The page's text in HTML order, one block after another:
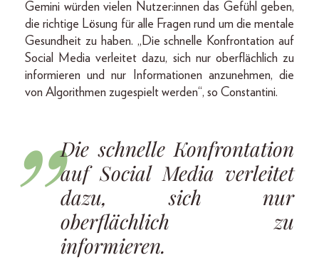
Gemini würden vielen Nutzer:innen das Gefühl geben,
die richtige Lösung für alle Fragen rund um die mentale
Gesundheit zu haben. „Die schnelle Konfrontation auf
Social Media verleitet dazu, sich nur oberflächlich zu
informieren und nur Informationen anzunehmen, die
von Algorithmen zugespielt werden“, so Constantini.
Die schnelle Konfrontation
auf Social Media verleitet
dazu, sich nur
oberflächlich zu
informieren.